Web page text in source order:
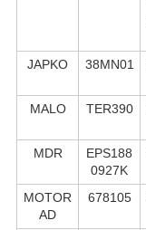
JAPKO 38MN01
MALO
TER390
MDR
EPS188
0927K
MOTOR
AD
678105